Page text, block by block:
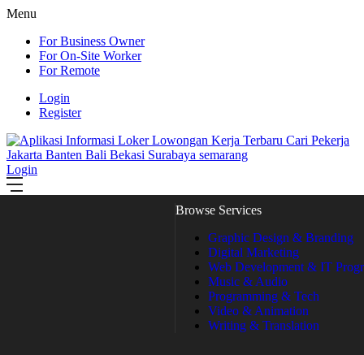
Menu
For Business Owner
For On-Site Worker
For Remote
Login
Register
Login
Browse Services
Graphic Design & Branding
Digital Marketing
Web Development & IT
Music & Audio
Programming & Tech
Video & Animation
Writing & Translation